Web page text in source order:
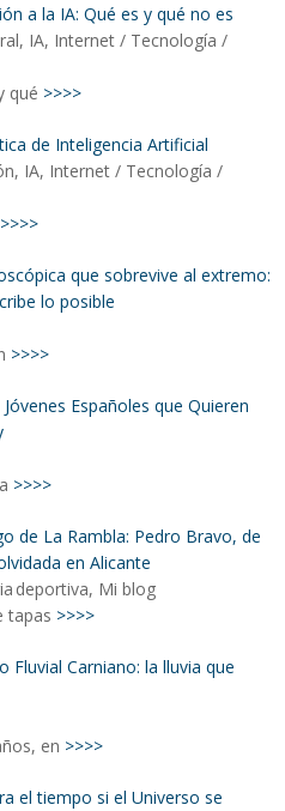
a la IA: Qué es y qué no es
IA, Internet / Tecnología /
qué >>>>
de Inteligencia Artificial
IA, Internet / Tecnología /
>>>>
que sobrevive al extremo:
lo posible
>>>>
Españoles que Quieren
>>>>
de La Rambla: Pedro Bravo, de
en Alicante
deportiva, Mi blog
tapas >>>>
Fluvial Carniano: la lluvia que
en >>>>
el tiempo si el Universo se